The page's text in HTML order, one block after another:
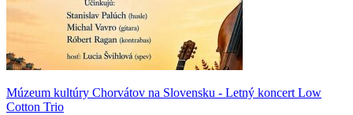
Múzeum kultúry Chorvátov na Slovensku - Letný koncert Low
Cotton Trio